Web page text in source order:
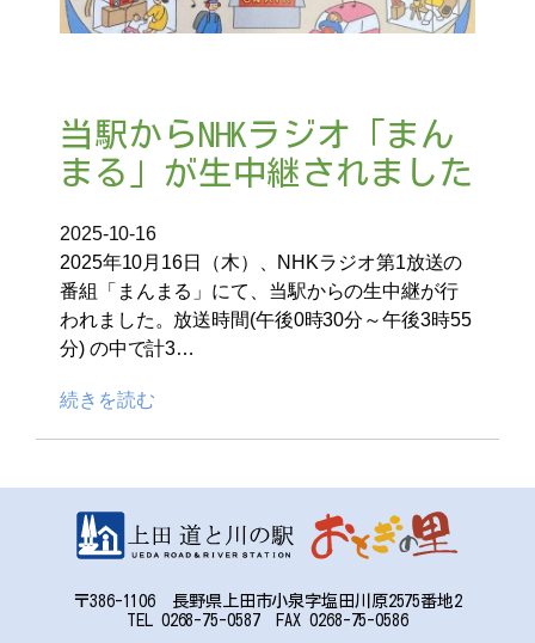
当駅からNHKラジオ「まん
まる」が生中継されました
2025-10-16
2025年10月16日（木）、NHKラジオ第1放送の
番組「まんまる」にて、当駅からの生中継が行
われました。放送時間(午後0時30分～午後3時55
分) の中で計3…
続きを読む
〒386-1106 長野県上田市小泉字塩田川原2575番地2
TEL 0268-75-0587 FAX 0268-75-0586